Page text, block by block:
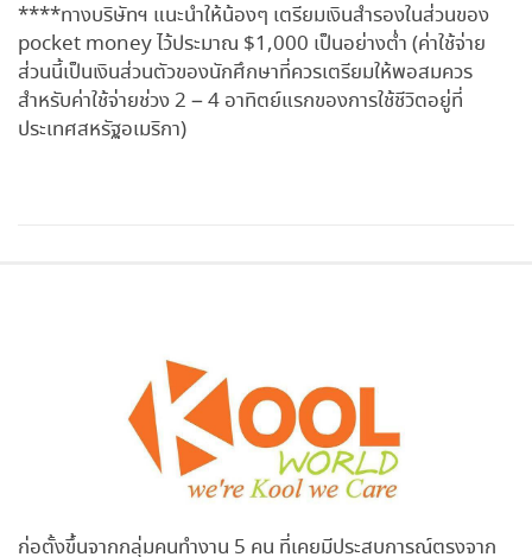
****ทางบริษัทฯ แนะนำให้น้องๆ เตรียมเงินสำรองในส่วนของ
pocket money ไว้ประมาณ $1,000 เป็นอย่างต่ำ (ค่าใช้จ่าย
ส่วนนี้เป็นเงินส่วนตัวของนักศึกษาที่ควรเตรียมให้พอสมควร
สำหรับค่าใช้จ่ายช่วง 2 – 4 อาทิตย์แรกของการใช้ชีวิตอยู่ที่
ประเทศสหรัฐอเมริกา)
ก่อตั้งขึ้นจากกลุ่มคนทำงาน 5 คน ที่เคยมีประสบการณ์ตรงจาก